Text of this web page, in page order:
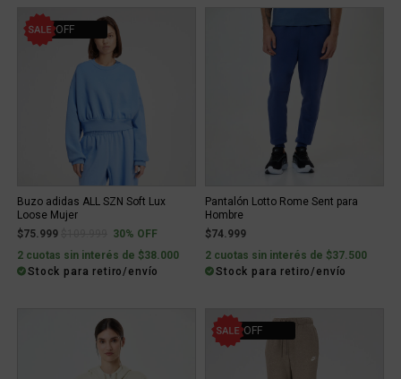
30% OFF
Buzo adidas ALL SZN Soft Lux
Loose Mujer
$75.999
Price reduced from
to30% OFF
2 cuotas sin interés de $38.000
Stock para retiro/envío
Pantalón Lotto Rome Sent para
Hombre
$74.999
2 cuotas sin interés de $37.500
Stock para retiro/envío
30% OFF